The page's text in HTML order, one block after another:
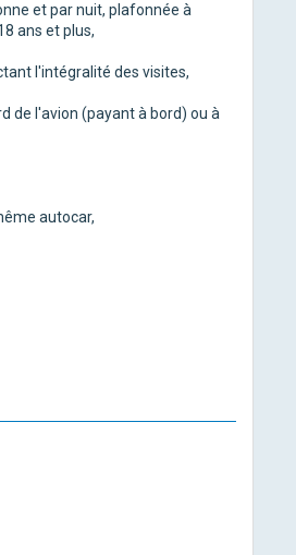
et par nuit, plafonnée à
ans et plus,
l'intégralité des visites,
de l'avion (payant à bord) ou à
autocar,